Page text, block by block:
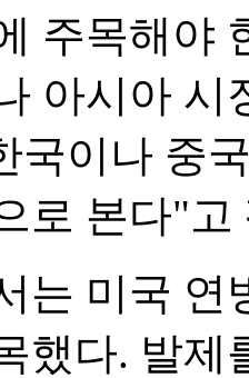
주목해야
아시아
국이나 중
로 본다"고
는 미국 연
했다. 발제